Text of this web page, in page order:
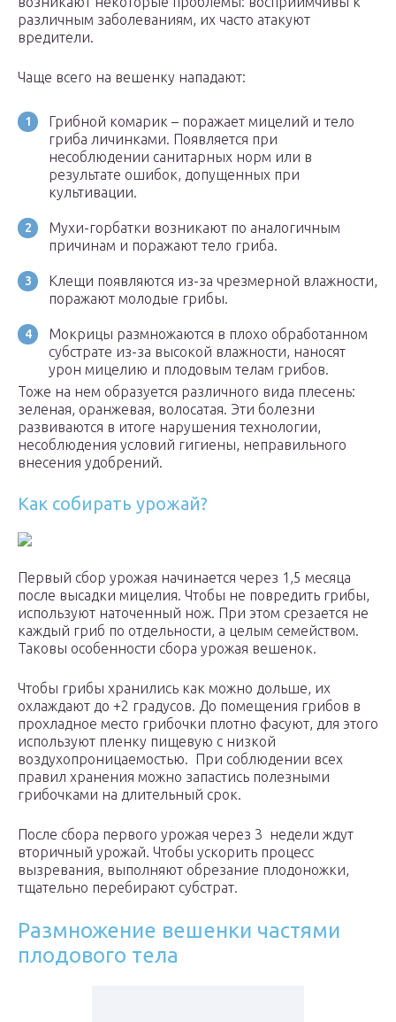
различным заболеваниям, их часто атакуют
вредители.
Чаще всего на вешенку нападают:
Грибной комарик – поражает мицелий и тело
гриба личинками. Появляется при
несоблюдении санитарных норм или в
результате ошибок, допущенных при
культивации.
Мухи-горбатки возникают по аналогичным
причинам и поражают тело гриба.
Клещи появляются из-за чрезмерной влажности,
поражают молодые грибы.
Мокрицы размножаются в плохо обработанном
субстрате из-за высокой влажности, наносят
урон мицелию и плодовым телам грибов.
Тоже на нем образуется различного вида плесень:
зеленая, оранжевая, волосатая. Эти болезни
развиваются в итоге нарушения технологии,
несоблюдения условий гигиены, неправильного
внесения удобрений.
Как собирать урожай?
Первый сбор урожая начинается через 1,5 месяца
после высадки мицелия. Чтобы не повредить грибы,
используют наточенный нож. При этом срезается не
каждый гриб по отдельности, а целым семейством.
Таковы особенности сбора урожая вешенок.
Чтобы грибы хранились как можно дольше, их
охлаждают до +2 градусов. До помещения грибов в
прохладное место грибочки плотно фасуют, для этого
используют пленку пищевую с низкой
воздухопроницаемостью. При соблюдении всех
правил хранения можно запастись полезными
грибочками на длительный срок.
После сбора первого урожая через 3 недели ждут
вторичный урожай. Чтобы ускорить процесс
вызревания, выполняют обрезание плодоножки,
тщательно перебирают субстрат.
Размножение вешенки частями
плодового тела